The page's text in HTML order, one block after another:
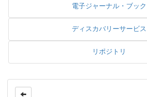
電子ジャーナル・ブック
ディスカバリーサービス
リポジトリ